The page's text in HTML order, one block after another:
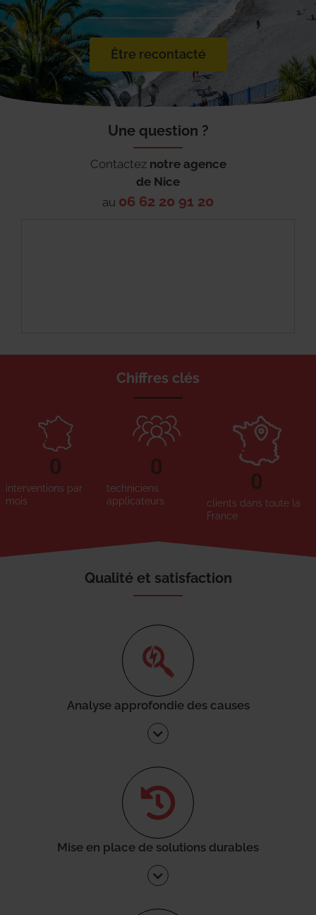
Être recontacté
Une question ?
Contactez notre agence
de Nice
au 06 62 20 91 20
Chiffres clés
interventions par
mois
0
techniciens
applicateurs
0
clients dans toute la
France
0
Qualité et satisfaction
Analyse approfondie des causes
Mise en place de solutions durables